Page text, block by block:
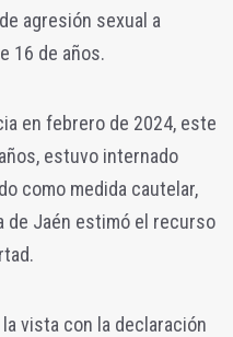
agresión sexual a
16 de años.
en febrero de 2024, este
estuvo internado
como medida cautelar,
de Jaén estimó el recurso
vista con la declaración